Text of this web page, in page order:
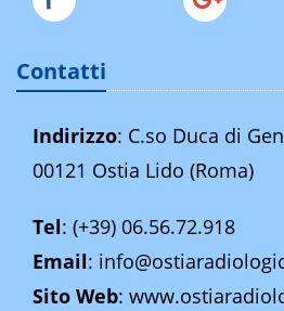
Contatti
Indirizzo: C.so Duca di
00121 Ostia Lido (Roma)
Tel: (+39) 06.56.72.918
Email:
Sito Web: